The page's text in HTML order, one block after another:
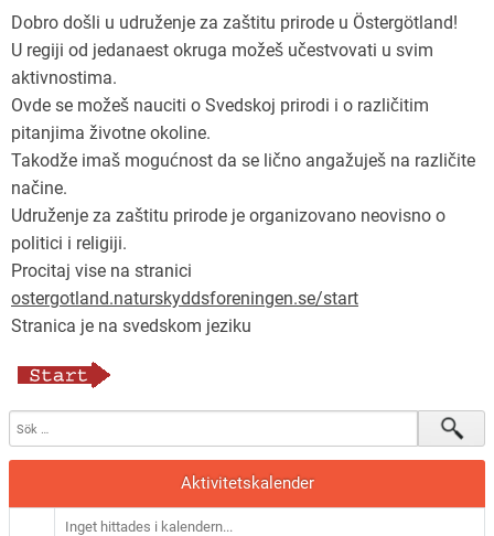
Dobro došli u udruženje za zaštitu prirode u Östergötland!
U regiji od jedanaest okruga možeš učestvovati u svim
aktivnostima.
Ovde se možeš nauciti o Svedskoj prirodi i o različitim
pitanjima životne okoline.
Takodže imaš mogućnost da se lično angažuješ na različite
načine.
Udruženje za zaštitu prirode je organizovano neovisno o
politici i religiji.
Procitaj vise na stranici
ostergotland.naturskyddsforeningen.se/start
Stranica je na svedskom jeziku
Aktivitetskalender
Inget hittades i kalendern...